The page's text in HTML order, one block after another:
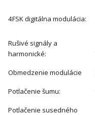
4FSK digitálna modulácia:
Rušivé signály a
harmonické:
Obmedzenie modulácie
Potlačenie šumu:
Potlačenie susedného